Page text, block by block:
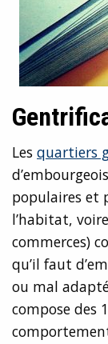
Les quartiers
populaires et
l’habitat,
commerces)
qu’il faut
ou mal
compose des 1